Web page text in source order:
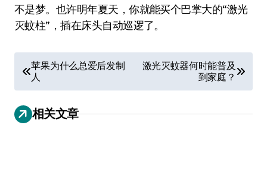
不是梦。也许明年夏天，你就能买个巴掌大的“激光
灭蚊柱”，插在床头自动巡逻了。
章
导
航
苹果为什么总爱后发制
人
激光灭蚊器何时能普及
到家庭？
相关文章